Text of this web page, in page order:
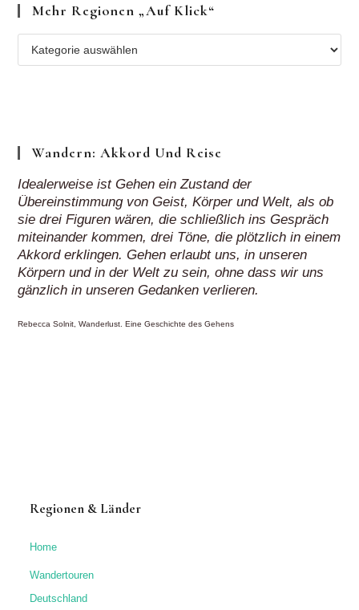
Mehr Regionen „auf Klick“
Regionen
Wandern: Akkord Und Reise
Idealerweise ist Gehen ein Zustand der
Übereinstimmung von Geist, Körper und Welt, als ob
sie drei Figuren wären, die schließlich ins Gespräch
miteinander kommen, drei Töne, die plötzlich in einem
Akkord erklingen. Gehen erlaubt uns, in unseren
Körpern und in der Welt zu sein, ohne dass wir uns
gänzlich in unseren Gedanken verlieren.
Rebecca Solnit, Wanderlust. Eine Geschichte des Gehens
Regionen & Länder
Home
Wandertouren
Deutschland